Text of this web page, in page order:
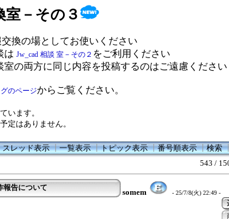
室－その３
換の場としてお使いください
は Jw_cad 相談 室－その２ をご利用ください
室の両方に同じ内容を投稿するのはご遠慮ください
のページからご覧ください。
います。
定はありません。
スレッド表示┃一覧表示┃トピック表示┃番号順表示┃検索
543 /
報告について somem - 25/7/8(火) 22:49 -